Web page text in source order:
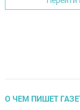
О ЧЕМ ПИШЕТ